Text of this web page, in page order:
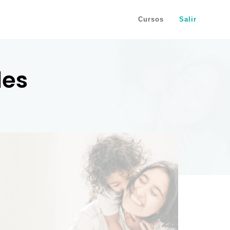
Cursos Salir